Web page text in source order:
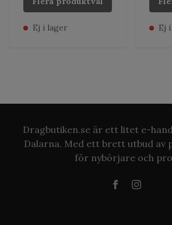
Ej i lager Ej
Dragbutiken.se är ett litet e-
Dalarna. Med ett brett utbud av
för nybörjare och